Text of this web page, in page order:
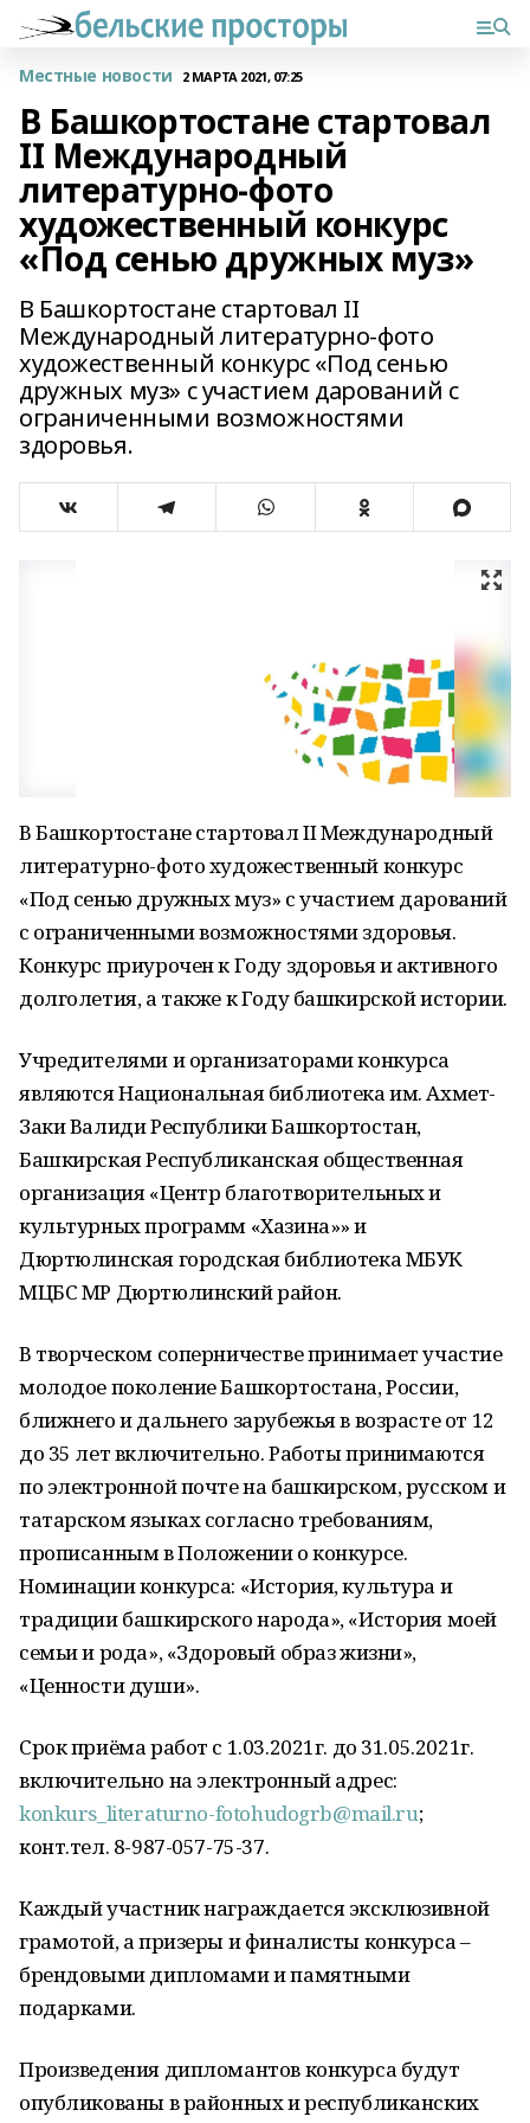
Местные новости 2 МАРТА 2021, 07:25
В Башкортостане стартовал
II Международный
литературно-фото
художественный конкурс
«Под сенью дружных муз»
В Башкортостане стартовал II
Международный литературно-фото
художественный конкурс «Под сенью
дружных муз» с участием дарований с
ограниченными возможностями
здоровья.
В Башкортостане стартовал II Международный
литературно-фото художественный конкурс
«Под сенью дружных муз» с участием дарований
с ограниченными возможностями здоровья.
Конкурс приурочен к Году здоровья и активного
долголетия, а также к Году башкирской истории.
Учредителями и организаторами конкурса
являются Национальная библиотека им. Ахмет-
Заки Валиди Республики Башкортостан,
Башкирская Республиканская общественная
организация «Центр благотворительных и
культурных программ «Хазина»» и
Дюртюлинская городская библиотека МБУК
МЦБС МР Дюртюлинский район.
В творческом соперничестве принимает участие
молодое поколение Башкортостана, России,
ближнего и дальнего зарубежья в возрасте от 12
до 35 лет включительно. Работы принимаются
по электронной почте на башкирском, русском и
татарском языках согласно требованиям,
прописанным в Положении о конкурсе.
Номинации конкурса: «История, культура и
традиции башкирского народа», «История моей
семьи и рода», «Здоровый образ жизни»,
«Ценности души».
Срок приёма работ с 1.03.2021г. до 31.05.2021г.
включительно на электронный адрес:
konkurs_literaturno-fotohudogrb@mail.ru;
конт.тел. 8-987-057-75-37.
Каждый участник награждается эксклюзивной
грамотой, а призеры и финалисты конкурса –
брендовыми дипломами и памятными
подарками.
Произведения дипломантов конкурса будут
опубликованы в районных и республиканских